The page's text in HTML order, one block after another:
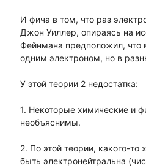
И фича в том, что раз
Джон Уиллер, опираясь на
Фейнмана предположил, что
одним электроном, но в
У этой теории 2 недостатка:
1. Некоторые химические и
необъяснимы.
2. По этой теории, какого-
быть электронейтральна